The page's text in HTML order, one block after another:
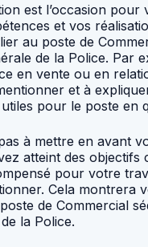
est l’occasion pour
et vos
au poste de
de la Police. Par
en vente ou en
et à
pour le poste en
à mettre en avant
atteint des objectifs
pour votre
Cela montrera
de Commercial
la Police.